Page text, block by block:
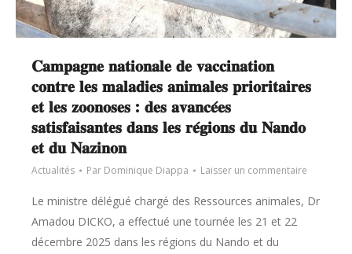
𝐂𝐚𝐦𝐩𝐚𝐠𝐧𝐞 𝐧𝐚𝐭𝐢𝐨𝐧𝐚𝐥𝐞 𝐝𝐞 𝐯𝐚𝐜𝐜𝐢𝐧𝐚𝐭𝐢𝐨𝐧
𝐜𝐨𝐧𝐭𝐫𝐞 𝐥𝐞𝐬 𝐦𝐚𝐥𝐚𝐝𝐢𝐞𝐬 𝐚𝐧𝐢𝐦𝐚𝐥𝐞𝐬 𝐩𝐫𝐢𝐨𝐫𝐢𝐭𝐚𝐢𝐫𝐞𝐬
𝐞𝐭 𝐥𝐞𝐬 𝐳𝐨𝐨𝐧𝐨𝐬𝐞𝐬 : 𝐝𝐞𝐬 𝐚𝐯𝐚𝐧𝐜𝐞́𝐞𝐬
𝐬𝐚𝐭𝐢𝐬𝐟𝐚𝐢𝐬𝐚𝐧𝐭𝐞𝐬 𝐝𝐚𝐧𝐬 𝐥𝐞𝐬 𝐫𝐞́𝐠𝐢𝐨𝐧𝐬 𝐝𝐮 𝐍𝐚𝐧𝐝𝐨
𝐞𝐭 𝐝𝐮 𝐍𝐚𝐳𝐢𝐧𝐨𝐧
Actualités Par Dominique Diappa Laisser un commentaire
Le ministre délégué chargé des Ressources animales, Dr
Amadou DICKO, a effectué une tournée les 21 et 22
décembre 2025 dans les régions du Nando et du